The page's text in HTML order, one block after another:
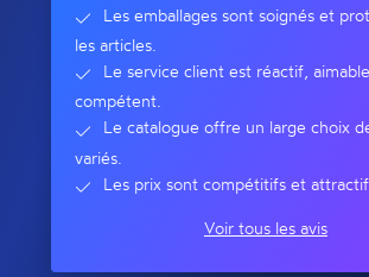
Les emballages sont soignés et
les articles.
Le service client est réactif,
compétent.
Le catalogue offre un large choix
variés.
Les prix sont compétitifs et
Voir tous les avis